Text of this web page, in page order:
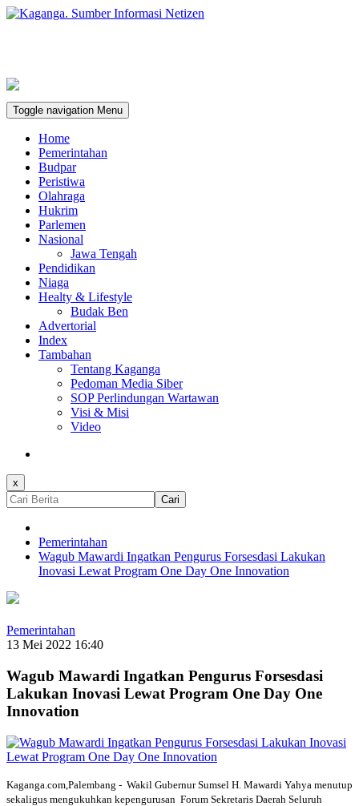
Toggle navigation Menu
Home
Pemerintahan
Budpar
Peristiwa
Olahraga
Hukrim
Parlemen
Nasional
Jawa Tengah
Pendidikan
Niaga
Healty & Lifestyle
Budak Ben
Advertorial
Index
Tambahan
Tentang Kaganga
Pedoman Media Siber
SOP Perlindungan Wartawan
Visi & Misi
Video
x
Cari
Pemerintahan
Wagub Mawardi Ingatkan Pengurus Forsesdasi Lakukan
Inovasi Lewat Program One Day One Innovation
Pemerintahan
13 Mei 2022 16:40
Wagub Mawardi Ingatkan Pengurus Forsesdasi
Lakukan Inovasi Lewat Program One Day One
Innovation
Kaganga.com,Palembang - Wakil Gubernur Sumsel H. Mawardi Yahya menutup
sekaligus mengukuhkan kepengurusan Forum Sekretaris Daerah Seluruh